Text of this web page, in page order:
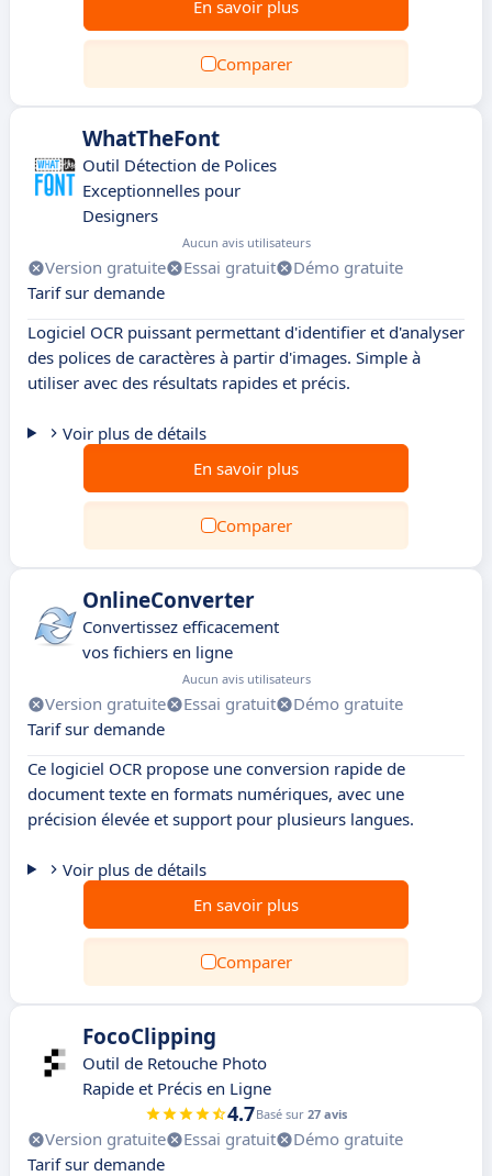
En savoir plus
Comparer
WhatTheFont
Outil Détection de Polices
Exceptionnelles pour
Designers
Aucun avis utilisateurs
Version gratuite Essai gratuit
Démo gratuite
Tarif sur demande
Logiciel OCR puissant permettant d'identifier et d'analyser
des polices de caractères à partir d'images. Simple à
utiliser avec des résultats rapides et précis.
Voir plus de détails
En savoir plus
Comparer
OnlineConverter
Convertissez efficacement
vos fichiers en ligne
Aucun avis utilisateurs
Version gratuite Essai gratuit
Démo gratuite
Tarif sur demande
Ce logiciel OCR propose une conversion rapide de
document texte en formats numériques, avec une
précision élevée et support pour plusieurs langues.
Voir plus de détails
En savoir plus
Comparer
FocoClipping
Outil de Retouche Photo
Rapide et Précis en Ligne
4.7Basé sur 27 avis
Version gratuite Essai gratuit
Démo gratuite
Tarif sur demande